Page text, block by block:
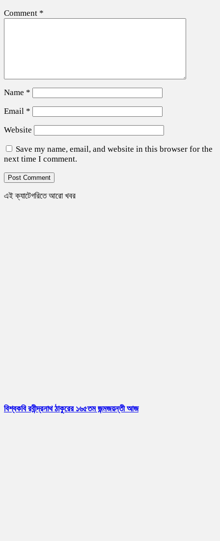
Comment *
Name *
Email *
Website
Save my name, email, and website in this browser for the
next time I comment.
এই ক্যাটেগরিতে আরো খবর
বিশ্বকবি রবীন্দ্রনাথ ঠাকুরের ১৬৫তম জন্মজয়ন্তী আজ